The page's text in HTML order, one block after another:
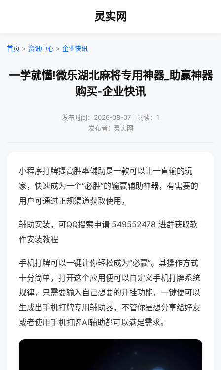
灵实网
首页 > 资讯中心 > 企业快讯
一学就懂!微乐湖北麻将专用神器_助赢神器
购买-企业快讯
发布时间：2026-08-07｜阅读：1
发布者：灵实网
小程序打牌提高胜率辅助是一款可以让一直输的玩
家，快速成为一个“必胜”的输赢辅助神器，有需要的
用户可通过正规渠道获取使用。
辅助安装，可QQ搜索申请 549552478 进群获取软
件安装教程
手机打牌可以一键让你轻松成为“必赢”。其操作方式
十分简单，打开这个应用便可以自定义手机打牌系统
规律，只需要输入自己想要的开挂功能，一键便可以
生成出手机打牌专用辅助器，不管你是想分享给好友
或者使用手机打牌AI辅助都可以满足需求。